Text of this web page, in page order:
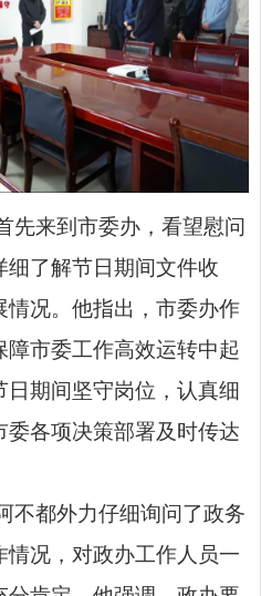
先来到市委办，看望慰问
细了解节日期间文件收
情况。他指出，市委办作
市委工作高效运转中起
期间坚守岗位，认真细
各项决策部署及时传达
不都外力仔细询问了政务
况，对政办工作人员一